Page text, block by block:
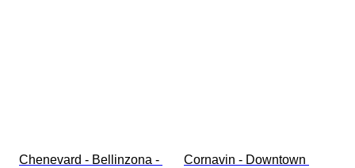
Chenevard - Bellinzona -
Cornavin - Downtown